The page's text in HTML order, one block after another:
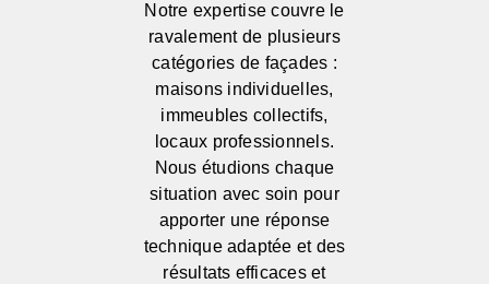
Notre expertise couvre le
ravalement de plusieurs
catégories de façades :
maisons individuelles,
immeubles collectifs,
locaux professionnels.
Nous étudions chaque
situation avec soin pour
apporter une réponse
technique adaptée et des
résultats efficaces et